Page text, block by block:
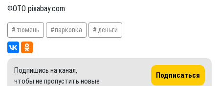
ФОТО pixabay.com
тюмень парковка деньги
Подпишись на канал,
чтобы не пропустить новые
Подписаться